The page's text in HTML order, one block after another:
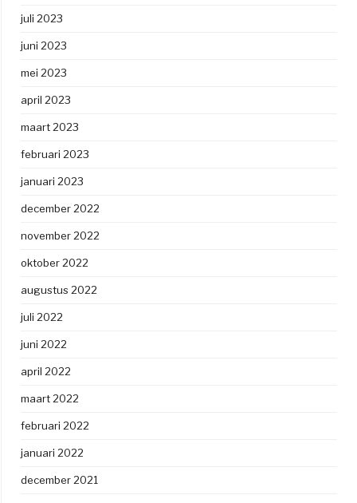
juli 2023
juni 2023
mei 2023
april 2023
maart 2023
februari 2023
januari 2023
december 2022
november 2022
oktober 2022
augustus 2022
juli 2022
juni 2022
april 2022
maart 2022
februari 2022
januari 2022
december 2021